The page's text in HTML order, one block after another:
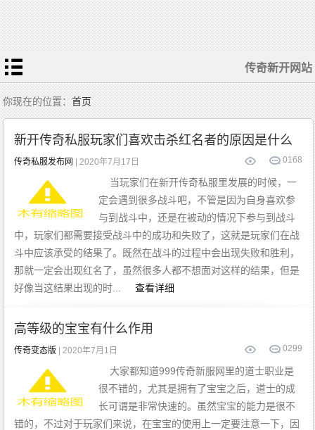
传奇新开网站
你现在的位置：首页
新开传奇私服玩家们喜欢击杀红名者的原因是什么
168
0
传奇私服发布网 | 2020年7月17日
当玩家们在新开传奇私服里发展的时候，一
定会遇到很多战斗吧，不管是因为自身喜欢参
与到战斗中，还是在被动的情况下参与到战斗
中，玩家们都需要接受战斗中的成功和失败了，这就是玩家们在战
斗中应该承受的结果了。既然在战斗的过程中会出现失败和胜利，
那就一定会出现红名了，虽然很多人都不想面对这样的结果，但是
好像当这结果出现的时...
查看详细
高等级的宝宝有什么作用
299
0
传奇变态版 | 2020年7月1日
大家都知道999传奇新服网里的道士职业是
很不错的，尤其是拥有了宝宝之后，道士的成
长可谓是非常快速的。虽然宝宝的能力是很不
错的，不过对于玩家们来说，在宝宝的使用上一定要注意一下，因